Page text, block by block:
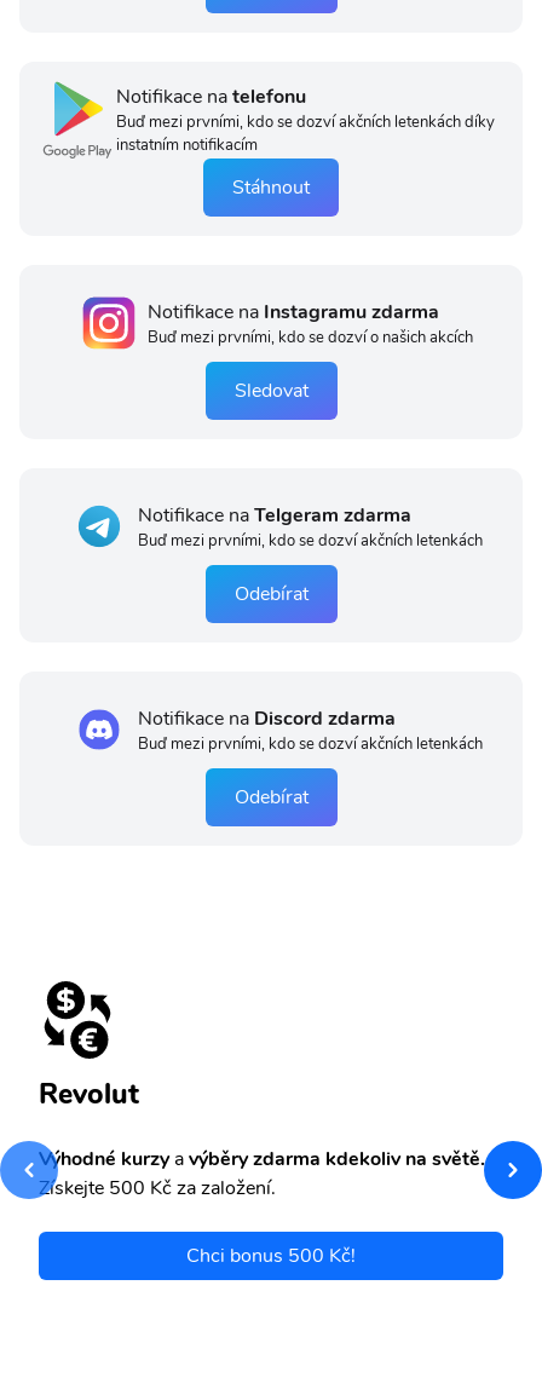
Notifikace natelefonu
Buď mezi prvními, kdo se dozví akčních letenkách díky
instatním notifikacím
Stáhnout
Notifikace na Instagramu zdarma
Buď mezi prvními, kdo se dozví o našich akcích
Sledovat
Notifikace naTelgeram zdarma
Buď mezi prvními, kdo se dozví akčních letenkách
Odebírat
Notifikace na Discord zdarma
Buď mezi prvními, kdo se dozví akčních letenkách
Odebírat
Revolut
Výhodné kurzyavýběry zdarma kdekoliv na světě.
Získejte 500 Kč za založení.
Chci bonus 500 Kč!